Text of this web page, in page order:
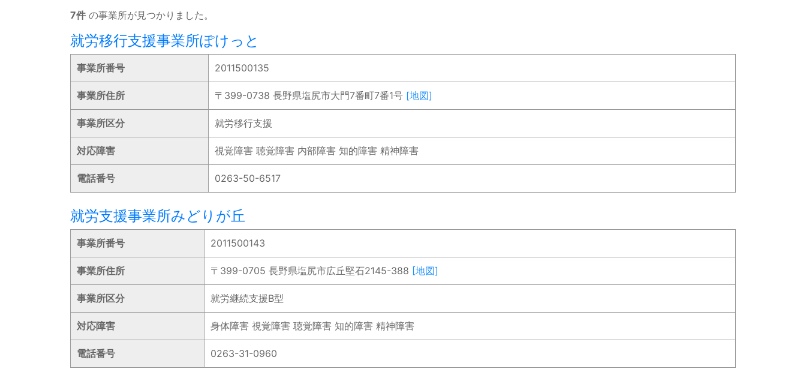
7件 の事業所が見つかりました。
就労移行支援事業所ぽけっと
事業所番号 2011500135
事業所住所 〒399-0738 長野県塩尻市大門7番町7番1号 [地図]
事業所区分 就労移行支援
対応障害 視覚障害 聴覚障害 内部障害 知的障害 精神障害
電話番号 0263-50-6517
就労支援事業所みどりが丘
事業所番号 2011500143
事業所住所 〒399-0705 長野県塩尻市広丘堅石2145-388 [地図]
事業所区分 就労継続支援B型
対応障害 身体障害 視覚障害 聴覚障害 知的障害 精神障害
電話番号 0263-31-0960